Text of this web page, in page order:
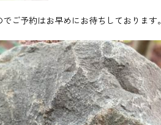
ご予約はお早めにお待ちしております。